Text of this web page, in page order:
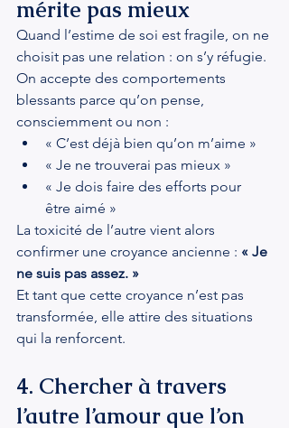
mérite pas mieux
Quand l’estime de soi est fragile, on ne
choisit pas une relation : on s’y réfugie.
On accepte des comportements
blessants parce qu’on pense,
consciemment ou non :
« C’est déjà bien qu’on m’aime »
« Je ne trouverai pas mieux »
« Je dois faire des efforts pour
être aimé »
La toxicité de l’autre vient alors
confirmer une croyance ancienne : « Je
ne suis pas assez. »
Et tant que cette croyance n’est pas
transformée, elle attire des situations
qui la renforcent.
4. Chercher à travers
l’autre l’amour que l’on